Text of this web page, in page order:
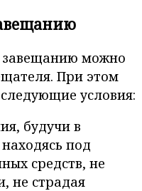
завещанию можно
При этом
условия:
будучи в
под
средств, не
не страдая